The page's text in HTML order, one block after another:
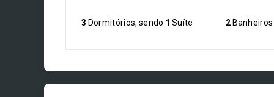
3 Dormitórios, sendo 1 Suíte 2Banheiros